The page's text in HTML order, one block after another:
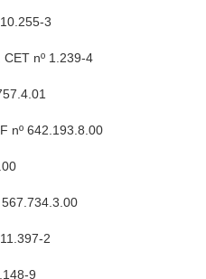
3
nº 1.239-4
nº 642.193.8.00
2
9